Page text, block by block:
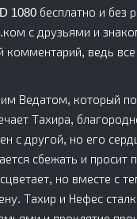
бесплатно и без
с друзьями и
комментарий, ведь все
Ведатом, который
Тахира,
с другой, но его
сбежать и просит
но вместе с
Тахир и Нефес